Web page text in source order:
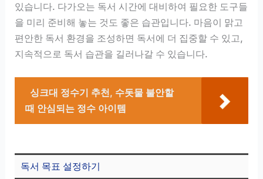
있습니다. 다가오는 독서 시간에 대비하여 필요한 도구들
을 미리 준비해 놓는 것도 좋은 습관입니다. 마음이 맑고
편안한 독서 환경을 조성하면 독서에 더 집중할 수 있고,
지속적으로 독서 습관을 길러나갈 수 있습니다.
싱크대 정수기 추천, 수돗물 불안할
때 안심되는 정수 아이템
독서 목표 설정하기